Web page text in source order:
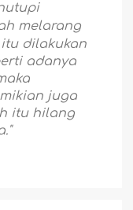
melarang
dilakukan
adanya
juga
itu hilang